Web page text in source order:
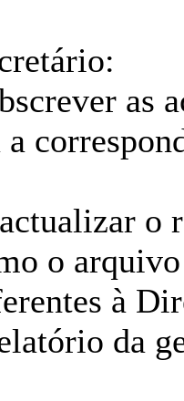
as
o
o
à
da